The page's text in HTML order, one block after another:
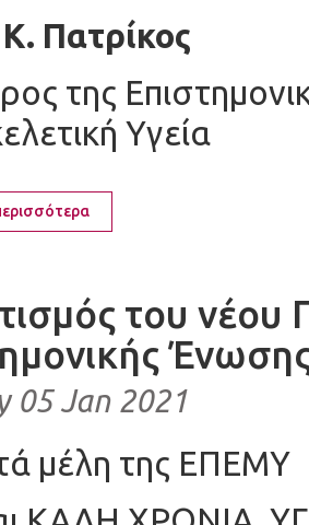
Πατρίκος
της
Υγεία
του νέου
05 Jan 2021
μέλη της ΕΠΕΜΥ